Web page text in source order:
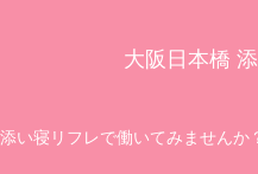
大阪日本橋
添い寝リフレで働いてみませんか